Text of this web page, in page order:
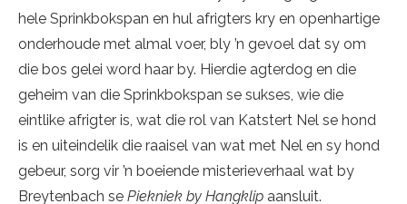
hele Sprinkbokspan en hul afrigters kry en openhartige
onderhoude met almal voer, bly ’n gevoel dat sy om
die bos gelei word haar by. Hierdie agterdog en die
geheim van die Sprinkbokspan se sukses, wie die
eintlike afrigter is, wat die rol van Katstert Nel se hond
is en uiteindelik die raaisel van wat met Nel en sy hond
gebeur, sorg vir ’n boeiende misterieverhaal wat by
Breytenbach se Piekniek by Hangklip aansluit.